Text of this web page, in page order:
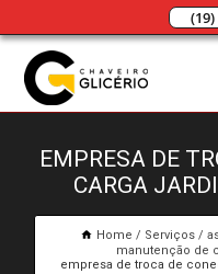
EMPRESA DE
CARGA
Home Serviços
manutenção de
empresa de troca de